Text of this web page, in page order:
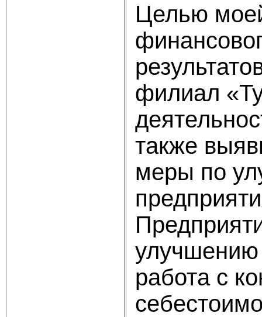
Целью
филиал
также
меры по
улучшению
работа с